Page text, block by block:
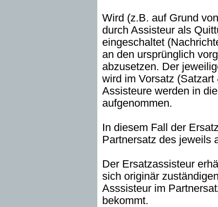
Wird (z.B. auf Grund
durch Assisteur als
eingeschaltet
an den ursprünglich
abzusetzen. Der
wird im Vorsatz
Assisteure werden in
aufgenommen.
In diesem Fall der
Partnersatz des jeweils
Der Ersatzassisteur
sich originär
Asssisteur im
bekommt.